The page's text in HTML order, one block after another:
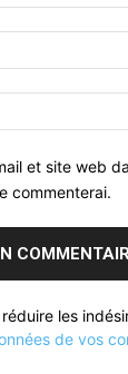
et site web
commenterai.
les
de vos